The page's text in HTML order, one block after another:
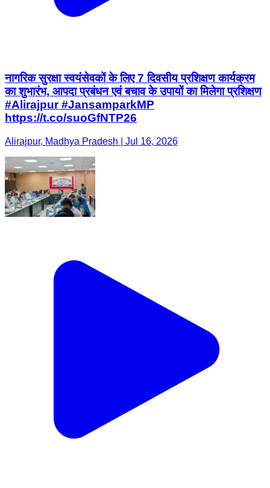
नागरिक सुरक्षा स्वयंसेवकों के लिए 7 दिवसीय प्रशिक्षण कार्यक्रम
का शुभारंभ, आपदा प्रबंधन एवं बचाव के उपायों का मिलेगा प्रशिक्षण
#Alirajpur #JansamparkMP
https://t.co/suoGfNTP26
Alirajpur, Madhya Pradesh | Jul 16, 2026